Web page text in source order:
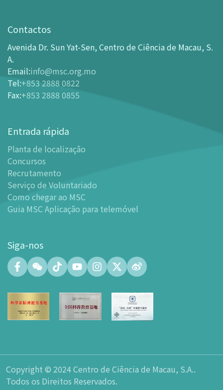
Horário de Funcionamento
Como chegar ao MSC
Bilheteira
- Comprar Ingressos On-line
- Ingressos e Tabela de Descontos
- Planta de localização
- Guia MSC Aplicação para telemóvel
Instalações
-
Mundo das Crianças
- Centro de Exibições
- Planetário
leitura
- Laboratório de Fabricação Digital (FABLAB)
- Laboratório de Redes (NetLab)
- Átrio
Zona de Aprendizagem Inteligente
Ciência e Inovação Tecnológica
- Espaço do átrio do Planetário
- Loja de Lembranças
Contactos
Avenida Dr. Sun Yat-Sen, Centro de Ciência de Macau, S.
A.
Email:info@msc.org.mo
Tel:+853 2888 0822
Fax:+853 2888 0855
Entrada rápida
Planta de localização
Concursos
Recrutamento
Serviço de Voluntariado
Como chegar ao MSC
Guia MSC Aplicação para telemóvel
Siga-nos
Copyright © 2024 Centro de Ciência de Macau, S.A..
Todos os Direitos Reservados.